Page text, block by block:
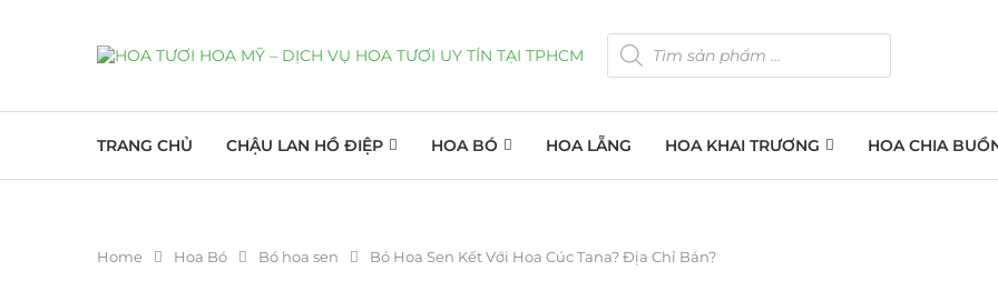
TRANG CHỦ CHẬU LAN HỒ ĐIỆP HOA BÓ HOA LẴNG HOA KHAI TRƯƠNG HOA CHIA
Home Hoa Bó Bó hoa sen Bó Hoa Sen Kết Với Hoa Cúc Tana? Địa Chỉ Bán?